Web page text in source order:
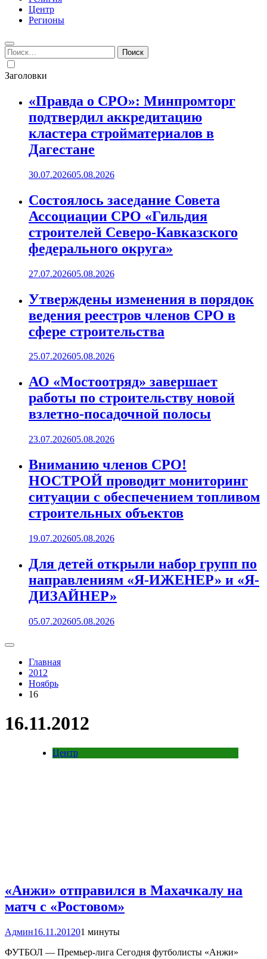
Центр
Регионы
Найти:
Заголовки
«Правда о СРО»: Минпромторг
подтвердил аккредитацию
кластера стройматериалов в
Дагестане
30.07.202605.08.2026
Состоялось заседание Совета
Ассоциации СРО «Гильдия
строителей Северо-Кавказского
федерального округа»
27.07.202605.08.2026
Утверждены изменения в порядок
ведения реестров членов СРО в
сфере строительства
25.07.202605.08.2026
АО «Мостоотряд» завершает
работы по строительству новой
взлетно-посадочной полосы
23.07.202605.08.2026
Вниманию членов СРО!
НОСТРОЙ проводит мониторинг
ситуации с обеспечением топливом
строительных объектов
19.07.202605.08.2026
Для детей открыли набор групп по
направлениям «Я-ИЖЕНЕР» и «Я-
ДИЗАЙНЕР»
05.07.202605.08.2026
Главная
2012
Ноябрь
16
16.11.2012
Центр
«Анжи» отправился в Махачкалу на
матч с «Ростовом»
Админ16.11.201201 минуты
ФУТБОЛ — Премьер-лига Сегодня футболисты «Анжи»